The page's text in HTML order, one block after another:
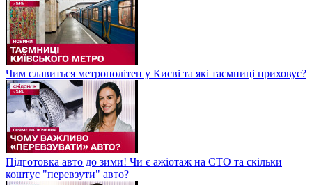
Чим славиться метрополітен у Києві та які таємниці приховує?
Підготовка авто до зими! Чи є ажіотаж на СТО та скільки
коштує "перевзути" авто?